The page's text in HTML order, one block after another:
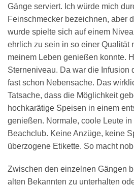
Gänge serviert. Ich würde mich
Feinschmecker bezeichnen, aber
wurde spielte sich auf einem
ehrlich zu sein in so einer Qualität
meinem Leben genießen konnte.
Sterneniveau. Da war die Infusion
fast schon Nebensache. Das
Tatsache, dass die Möglichkeit
hochkarätige Speisen in einem
genießen. Normale, coole Leute
Beachclub. Keine Anzüge, keine
überzogene Etikette. So macht
Zwischen den einzelnen Gängen
alten Bekannten zu unterhalten